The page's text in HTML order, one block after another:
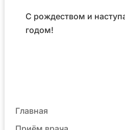
С рождеством и
годом!
Главная